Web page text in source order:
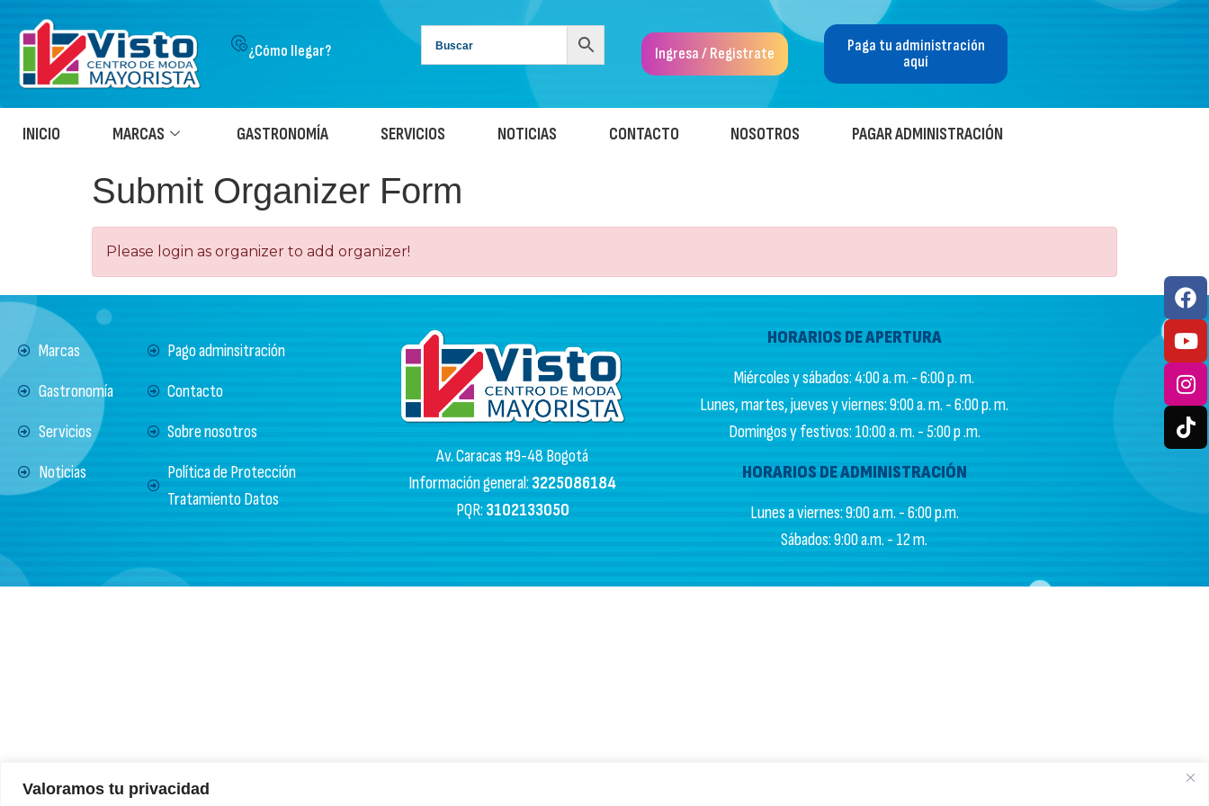
Valoramos tu privacidad
¿Cómo llegar? Ingresa / Registrate
Paga tu administración
aquí
INICIO MARCAS GASTRONOMÍA SERVICIOS NOTICIAS CONTACTO NOSOTROS PAGAR ADMINISTRACIÓN
Submit Organizer Form
Please login as organizer to add organizer!
Marcas
Gastronomía
Servicios
Noticias
Pago adminsitración
Contacto
Sobre nosotros
Política de Protección
Tratamiento Datos
Av. Caracas #9-48 Bogotá
Información general: 3225086184
PQR: 3102133050
HORARIOS DE APERTURA
Miércoles y sábados: 4:00 a. m. - 6:00 p. m.
Lunes, martes, jueves y viernes: 9:00 a. m. - 6:00 p. m.
Domingos y festivos: 10:00 a. m. - 5:00 p .m.
HORARIOS DE ADMINISTRACIÓN
Lunes a viernes: 9:00 a.m. - 6:00 p.m.
Sábados: 9:00 a.m. - 12 m.